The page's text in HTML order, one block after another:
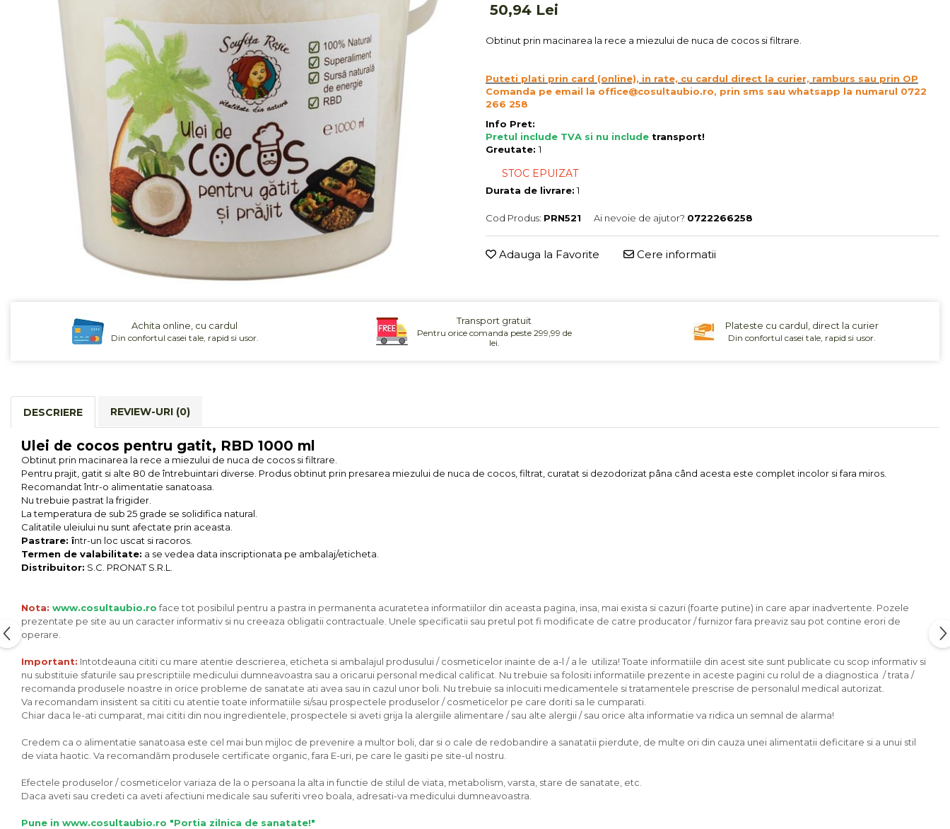
Ceaiuri diverse si accesorii
Vinuri, bere si alte bauturi
Siropuri naturale
Carbogazoase
Cacao si inlocuitori
Seminte bio pentru germinat
Seminte din plante oleaginoase
Superalimente bio
Cereale, fulgi din cereale, mic
Orez, Faina si Premixuri
Ulei, otet
Sosuri, Ketchup bio
Pudre si prafuri
Supe
Conserve, Pateuri, creme
tartinabile
Masline
Leguminoase si seminte
Sare si inlocuitori
Produse care inlocuiesc carnea
Unt, alternativa unt
Paine bio
Paste
Terci bio
Ciocolata
Creme
Bomboane, Caramele si Jeleuri
Biscuiti si napolitane
50,94 Lei
Obtinut prin macinarea la rece a miezului de nuca de cocos si filtrare.
Puteti plati prin card (online), in rate, cu cardul direct la curier, ramburs sau prin OP
Comanda pe email la office@cosultaubio.ro, prin sms sau whatsapp la numarul 0722
266 258
Info Pret:
Pretul include TVA si nu include transport!
Greutate:1
STOC EPUIZAT
Durata de livrare:1
Cod Produs: PRN521 Ai nevoie de ajutor? 0722266258
Adauga la Favorite Cere informatii
Achita online, cu cardul
Din confortul casei tale, rapid si usor.
Transport gratuit
Pentru orice comanda peste 299,99 de
lei.
Plateste cu cardul, direct la curier
Din confortul casei tale, rapid si usor.
DESCRIERE REVIEW-URI (0)
Ulei de cocos pentru gatit, RBD 1000 ml
Obtinut prin macinarea la rece a miezului de nuca de cocos si filtrare.
Pentru prajit, gatit si alte 80 de întrebuintari diverse. Produs obtinut prin presarea miezului de nuca de cocos, filtrat, curatat si dezodorizat pâna când acesta este complet incolor si fara miros.
Recomandat într-o alimentatie sanatoasa.
Nu trebuie pastrat la frigider.
La temperatura de sub 25 grade se solidifica natural.
Calitatile uleiului nu sunt afectate prin aceasta.
Pastrare: într-un loc uscat si racoros.
Termen de valabilitate: a se vedea data inscriptionata pe ambalaj/eticheta.
Distribuitor: S.C. PRONAT S.R.L.
Nota: www.cosultaubio.roface tot posibilul pentru a pastra in permanenta acuratetea informatiilor din aceasta pagina, insa, mai exista si cazuri (foarte putine) in care apar inadvertente. Pozele
prezentate pe site au un caracter informativ si nu creeaza obligatii contractuale. Unele specificatii sau pretul pot fi modificate de catre producator / furnizor fara preaviz sau pot contine erori de
operare.
Important: Intotdeauna cititi cu mare atentie descrierea, eticheta si ambalajul produsului / cosmeticelor inainte de a-l / a le utiliza! Toate informatiile din acest site sunt publicate cu scop informativ si
nu substituie sfaturile sau prescriptiile medicului dumneavoastra sau a oricarui personal medical calificat. Nu trebuie sa folositi informatiile prezente in aceste pagini cu rolul de a diagnostica / trata /
recomanda produsele noastre in orice probleme de sanatate ati avea sau in cazul unor boli. Nu trebuie sa inlocuiti medicamentele si tratamentele prescrise de personalul medical autorizat.
Va recomandam insistent sa cititi cu atentie toate informatiile si/sau prospectele produselor / cosmeticelor pe care doriti sa le cumparati.
Chiar daca le-ati cumparat, mai cititi din nou ingredientele, prospectele si aveti grija la alergiile alimentare / sau alte alergii / sau orice alta informatie va ridica un semnal de alarma!
Credem ca o alimentatie sanatoasa este cel mai bun mijloc de prevenire a multor boli, dar si o cale de redobandire a sanatatii pierdute, de multe ori din cauza unei alimentatii deficitare si a unui stil
de viata haotic. Va recomandăm produsele certificate organic, fara E-uri, pe care le gasiti pe site-ul nostru.
Efectele produselor / cosmeticelor variaza de la o persoana la alta in functie de stilul de viata, metabolism, varsta, stare de sanatate, etc.
Daca aveti sau credeti ca aveti afectiuni medicale sau suferiti vreo boala, adresati-va medicului dumneavoastra.
Pune in www.cosultaubio.ro "Portia zilnica de sanatate!"